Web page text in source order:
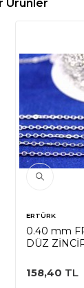
Ürünler
ERTÜRK
0.40 mm
DÜZ
158,40 TL